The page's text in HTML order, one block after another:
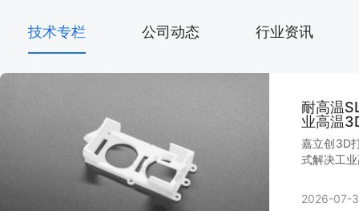
技术专栏 公司动态 行业资讯
耐高温
业高温
嘉立创3D
式解决工
2026-07-